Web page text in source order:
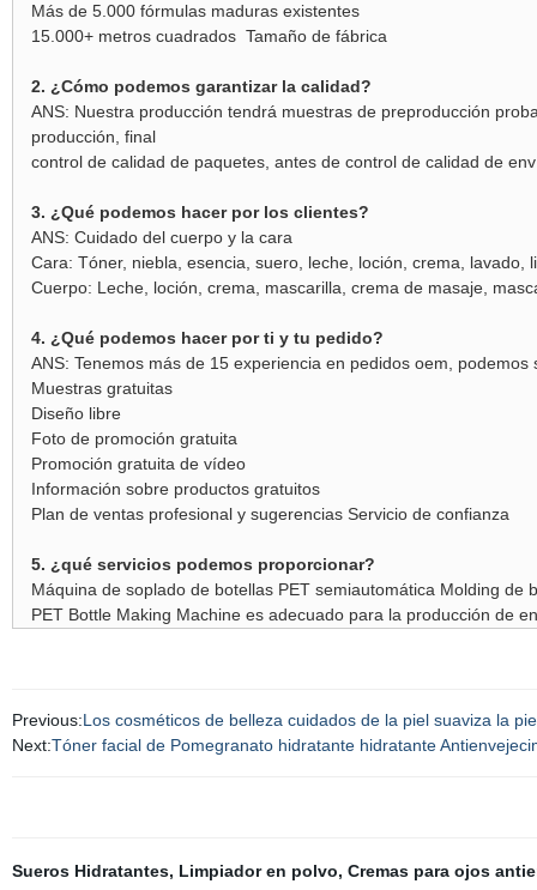
Más de 5.000 fórmulas maduras existentes
15.000+ metros cuadrados Tamaño de fábrica
2. ¿Cómo podemos garantizar la calidad?
ANS: Nuestra producción tendrá muestras de preproducción
producción, final
control de calidad de paquetes, antes de control de calidad de
3. ¿Qué podemos hacer por los clientes?
ANS: Cuidado del cuerpo y la cara
Cara: Tóner, niebla, esencia, suero, leche, loción, crema, lavado,
Cuerpo: Leche, loción, crema, mascarilla, crema de masaje,
4. ¿Qué podemos hacer por ti y tu pedido?
ANS: Tenemos más de 15 experiencia en pedidos oem, podemos
Muestras gratuitas
Diseño libre
Foto de promoción gratuita
Promoción gratuita de vídeo
Información sobre productos gratuitos
Plan de ventas profesional y sugerencias Servicio de confianza
5. ¿qué servicios podemos proporcionar?
Máquina de soplado de botellas PET semiautomática Molding de
PET Bottle Making Machine es adecuado para la producción de
Previous:Los cosméticos de belleza cuidados de la piel suaviza la
Next:Tóner facial de Pomegranato hidratante hidratante
Sueros Hidratantes, Limpiador en polvo, Cremas para ojos